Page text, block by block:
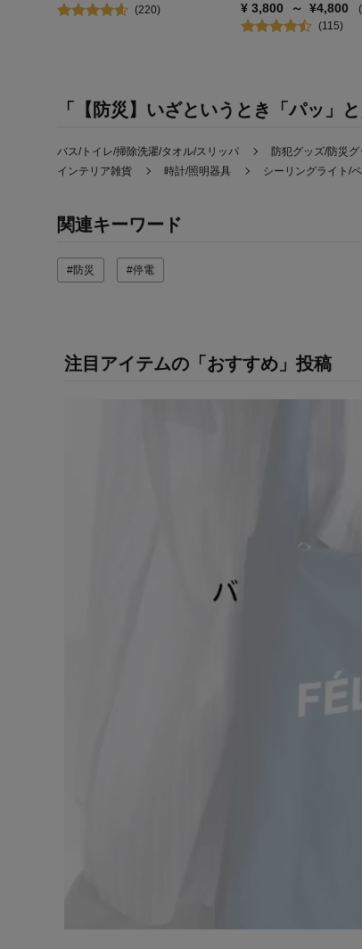
(220)
¥ 3,800 ～ ¥4,800
(115)
「【防災】いざというとき「パッ」
バス/トイレ/掃除洗濯/タオル/スリッパ 防犯グッズ/防災グ
インテリア雑貨
時計/照明器具 シーリングライト/
関連キーワード
#防災 #停電
注目アイテムの「おすすめ」投稿